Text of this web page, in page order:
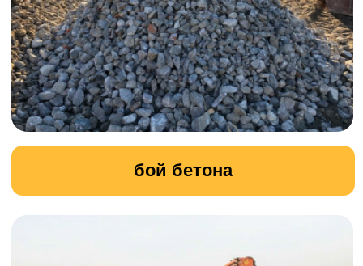
Земляные работы
Наша компания предлагает
профессиональные услуги по
включая рытьё котлованов, траншей и